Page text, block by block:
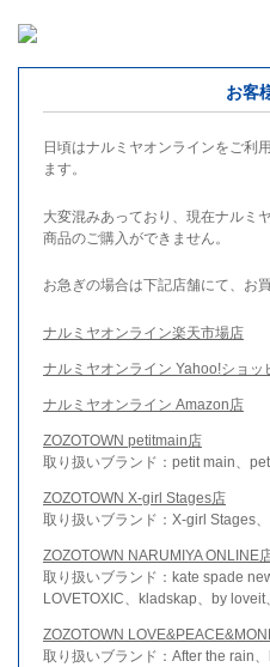
お客
日頃はナルミヤオンラインをご利
ます。
大変混みあっており、現在ナルミ
商品のご購入ができません。
お急ぎの場合は下記店舗にて、お
ナルミヤオンライン楽天市場店
ナルミヤオンライン Yahoo!ショッ
ナルミヤオンライン Amazon店
ZOZOTOWN petitmain店
取り扱いブランド：petit main、
ZOZOTOWN X-girl Stages店
取り扱いブランド：X-girl Stages
ZOZOTOWN NARUMIYA ONLINE
取り扱いブランド：kate spade
LOVETOXIC、kladskap、by
ZOZOTOWN
取り扱いブランド：After the rain、